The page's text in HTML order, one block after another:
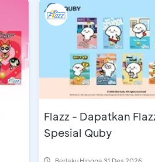
Flazz - Dapatkan
Spesial Quby